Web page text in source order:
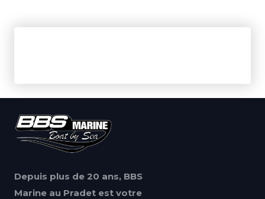
Depuis plus de 20 ans, BBS
Marine au Pradet est votre